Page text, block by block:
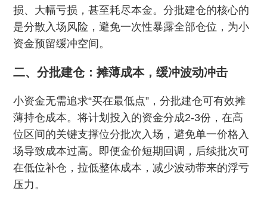
损、大幅亏损，甚至耗尽本金。分批建仓的核心的
是分散入场风险，避免一次性暴露全部仓位，为小
资金预留缓冲空间。
二、分批建仓：摊薄成本，缓冲波动冲击
小资金无需追求“买在最低点”，分批建仓可有效摊
薄持仓成本。将计划投入的资金分成2-3份，在高
位区间的关键支撑位分批次入场，避免单一价格入
场导致成本过高。即便金价短期回调，后续批次可
在低位补仓，拉低整体成本，减少波动带来的浮亏
压力。